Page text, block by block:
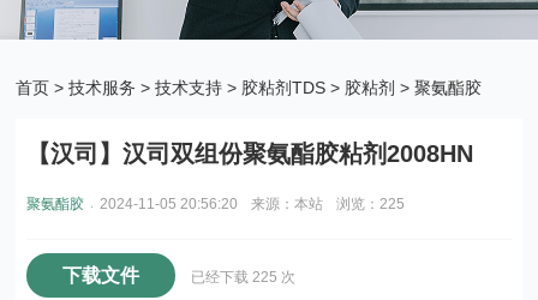
首页 >技术服务 >技术支持 > 胶粘剂TDS > 胶粘剂 >聚氨酯胶
【汉司】汉司双组份聚氨酯胶粘剂2008HN
聚氨酯胶 2024-11-05 20:56:20 来源：本站 浏览：225
下载文件 已经下载 225 次